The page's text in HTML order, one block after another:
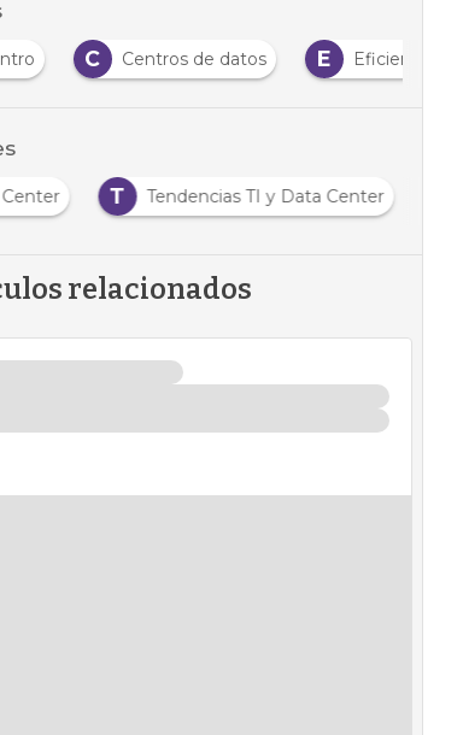
C Centros de datos E Eficiencia
Center T Tendencias TI y Data Center
relacionados